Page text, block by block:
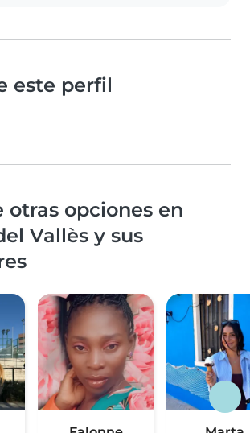
este perfil
otras opciones en
Vallès y sus